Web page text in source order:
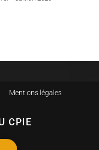
Mentions légales
CPIE